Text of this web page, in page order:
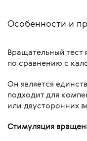
Особенности и
Вращательный тест
по сравнению с
Он является
подходит для
или двусторонних
Стимуляция